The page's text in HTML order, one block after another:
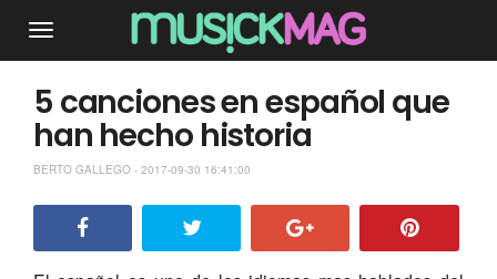
5 canciones en español que
han hecho historia
BERTO GALLEGO - 2017-09-30 16:41:00